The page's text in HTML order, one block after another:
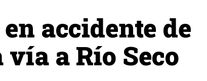
accidente de
a Río Seco